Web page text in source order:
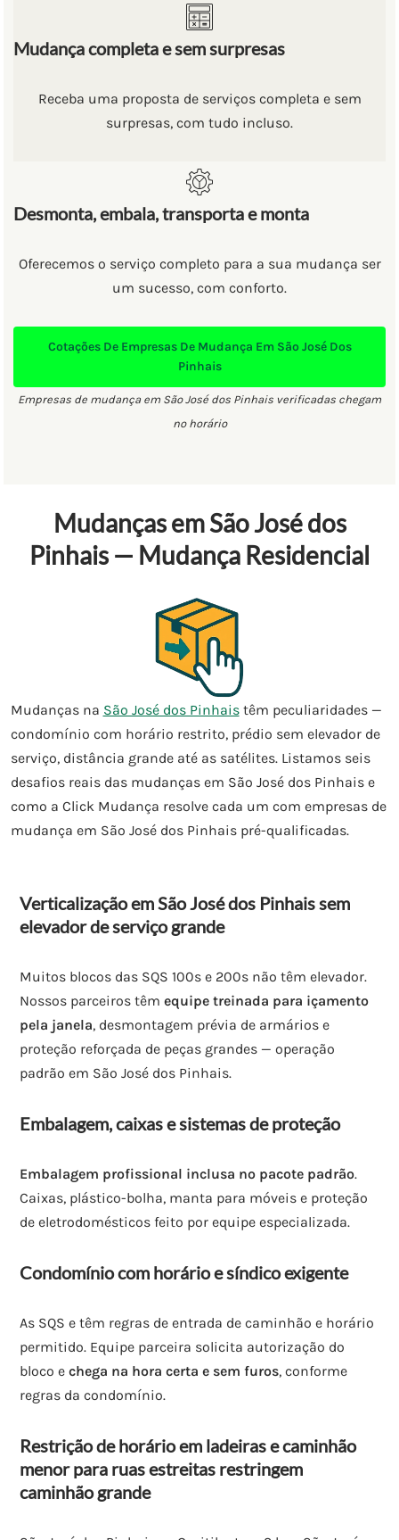
Mudança completa e sem surpresas
Receba uma proposta de serviços completa e sem
surpresas, com tudo incluso.
Desmonta, embala, transporta e monta
Oferecemos o serviço completo para a sua mudança ser
um sucesso, com conforto.
Cotações De Empresas De Mudança Em São José Dos
Pinhais
Empresas de mudança em São José dos Pinhais verificadas chegam
no horário
Mudanças em São José dos
Pinhais — Mudança Residencial
Mudanças na São José dos Pinhaistêm peculiaridades —
condomínio com horário restrito, prédio sem elevador de
serviço, distância grande até as satélites. Listamos seis
desafios reais das mudanças em São José dos Pinhais e
como a Click Mudança resolve cada um com empresas de
mudança em São José dos Pinhais pré-qualificadas.
Verticalização em São José dos Pinhais sem
elevador de serviço grande
Muitos blocos das SQS 100s e 200s não têm elevador.
Nossos parceiros têmequipe treinada para içamento
pela janela, desmontagem prévia de armários e
proteção reforçada de peças grandes — operação
padrão em São José dos Pinhais.
Embalagem, caixas e sistemas de proteção
Embalagem profissional inclusa no pacote padrão.
Caixas, plástico-bolha, manta para móveis e proteção
de eletrodomésticos feito por equipe especializada.
Condomínio com horário e síndico exigente
As SQS e têm regras de entrada de caminhão e horário
permitido. Equipe parceira solicita autorização do
bloco echega na hora certa e sem furos, conforme
regras da condomínio.
Restrição de horário em ladeiras e caminhão
menor para ruas estreitas restringem
caminhão grande